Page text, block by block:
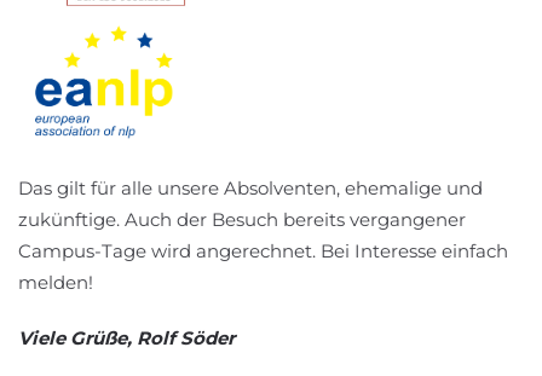
Das gilt für alle unsere Absolventen, ehemalige und
zukünftige. Auch der Besuch bereits vergangener
Campus-Tage wird angerechnet. Bei Interesse einfach
melden!
Viele Grüße, Rolf Söder